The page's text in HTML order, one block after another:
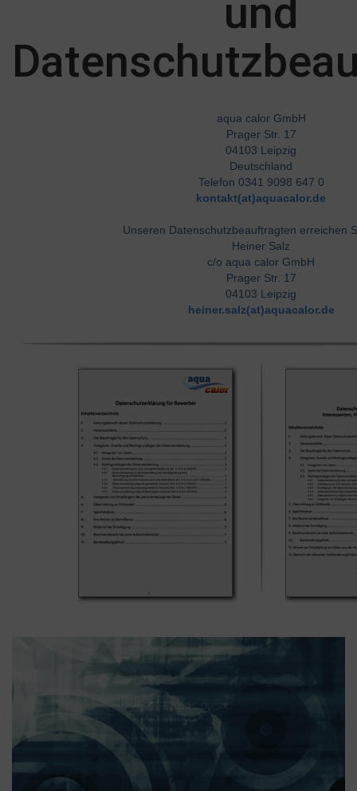
und
aqua calor GmbH
Prager Str. 17
04103 Leipzig
Deutschland
Telefon 0341 9098 647 0
kontakt(at)aquacalor.de
Unseren Datenschutzbeauftragten erreichen
Heiner Salz
c/o aqua calor GmbH
Prager Str. 17
04103 Leipzig
heiner.salz(at)aquacalor.de